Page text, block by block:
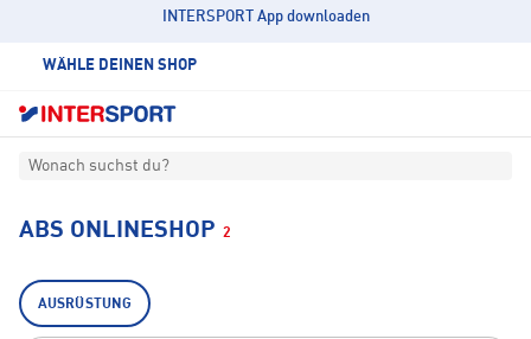
INTERSPORT App downloaden
WÄHLE DEINEN SHOP
Wonach suchst du?
ABS ONLINESHOP 2
AUSRÜSTUNG